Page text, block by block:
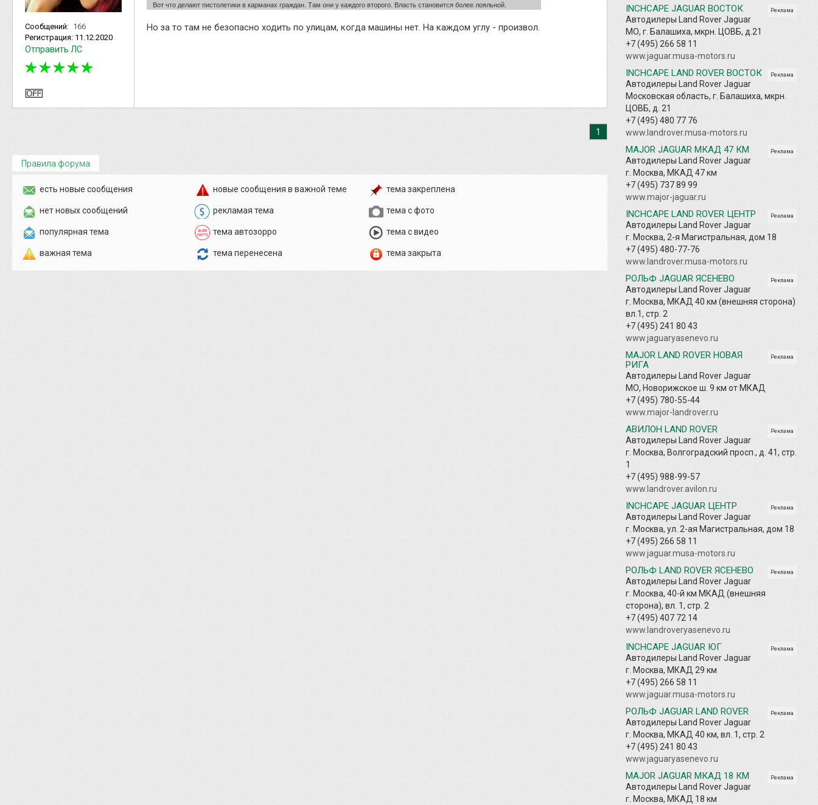
Сообщений: 166
Регистрация: 11.12.2020
Отправить ЛС
Вот что делают пистолетики в карманах граждан. Там они у каждого второго. Власть становится более лояльной.
Но за то там не безопасно ходить по улицам, когда машины нет. На каждом углу - произвол.
1
Правила форума
есть новые сообщения
нет новых сообщений
популярная тема
важная тема
новые сообщения в важной теме
рекламая тема
тема автозорро
тема перенесена
тема закреплена
тема с фото
тема с видео
тема закрыта
Реклама
INCHCAPE JAGUAR ВОСТОК
Автодилеры Land Rover Jaguar
МО, г. Балашиха, мкрн. ЦОВБ, д.21
+7 (495) 266 58 11
www.jaguar.musa-motors.ru
Реклама
INCHCAPE LAND ROVER ВОСТОК
Автодилеры Land Rover Jaguar
Московская область, г. Балашиха, мкрн.
ЦОВБ, д. 21
+7 (495) 480 77 76
www.landrover.musa-motors.ru
Реклама
MAJOR JAGUAR МКАД 47 КМ
Автодилеры Land Rover Jaguar
г. Москва, МКАД 47 км
+7 (495) 737 89 99
www.major-jaguar.ru
Реклама
INCHCAPE LAND ROVER ЦЕНТР
Автодилеры Land Rover Jaguar
г. Москва, 2-я Магистральная, дом 18
+7 (495) 480-77-76
www.landrover.musa-motors.ru
Реклама
РОЛЬФ JAGUAR ЯСЕНЕВО
Автодилеры Land Rover Jaguar
г. Москва, МКАД 40 км (внешняя сторона)
вл.1, стр. 2
+7 (495) 241 80 43
www.jaguaryasenevo.ru
Реклама
MAJOR LAND ROVER НОВАЯ
РИГА
Автодилеры Land Rover Jaguar
МО, Новорижское ш. 9 км от МКАД
+7 (495) 780-55-44
www.major-landrover.ru
Реклама
АВИЛОН LAND ROVER
Автодилеры Land Rover Jaguar
г. Москва, Волгоградский просп., д. 41, стр.
1
+7 (495) 988-99-57
www.landrover.avilon.ru
Реклама
INCHCAPE JAGUAR ЦЕНТР
Автодилеры Land Rover Jaguar
г. Москва, ул. 2-ая Магистральная, дом 18
+7 (495) 266 58 11
www.jaguar.musa-motors.ru
Реклама
РОЛЬФ LAND ROVER ЯСЕНЕВО
Автодилеры Land Rover Jaguar
г. Москва, 40-й км МКАД (внешняя
сторона), вл. 1, стр. 2
+7 (495) 407 72 14
www.landroveryasenevo.ru
Реклама
INCHCAPE JAGUAR ЮГ
Автодилеры Land Rover Jaguar
г. Москва, МКАД 29 км
+7 (495) 266 58 11
www.jaguar.musa-motors.ru
Реклама
РОЛЬФ JAGUAR LAND ROVER
Автодилеры Land Rover Jaguar
г. Москва, МКАД 40 км, вл. 1, стр. 2
+7 (495) 241 80 43
www.jaguaryasenevo.ru
Реклама
MAJOR JAGUAR МКАД 18 КМ
Автодилеры Land Rover Jaguar
г. Москва, МКАД 18 км